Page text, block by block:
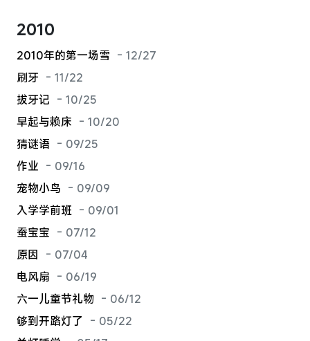
2010
2010年的第一场雪 - 12/27
刷牙 - 11/22
拔牙记 - 10/25
早起与赖床 - 10/20
猜谜语 - 09/25
作业 - 09/16
宠物小鸟 - 09/09
入学学前班 - 09/01
蚕宝宝 - 07/12
原因 - 07/04
电风扇 - 06/19
六一儿童节礼物 - 06/12
够到开路灯了 - 05/22